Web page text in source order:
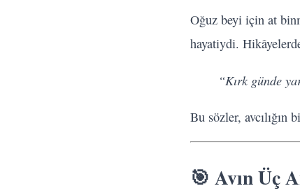
Oğuz beyi için at
hayatiydi.
“Kırk günde
Bu sözler, avcılığın
🎯 Avın Üç